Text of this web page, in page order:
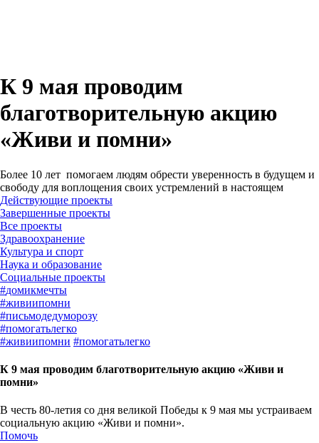
К 9 мая проводим
благотворительную акцию
«Живи и помни»
Более 10 лет помогаем людям обрести уверенность в будущем и
свободу для воплощения своих устремлений в настоящем
Действующие проекты
Завершенные проекты
#домикмечты
#живиипомни
#письмодедуморозу
#помогатьлегко
#живиипомни #помогатьлегко
К 9 мая проводим благотворительную акцию «Живи и
помни»
В честь 80-летия со дня великой Победы к 9 мая мы устраиваем
социальную акцию «Живи и помни».
Помочь